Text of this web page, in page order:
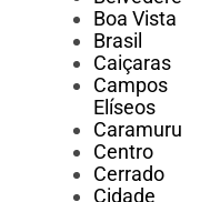
Boa Vista
Brasil
Caiçaras
Campos
Elíseos
Caramuru
Centro
Cerrado
Cidade